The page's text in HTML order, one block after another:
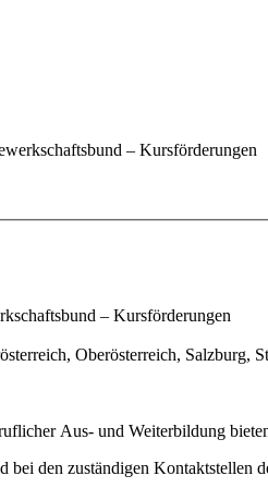
– Kursförderungen
– Kursförderungen
Oberösterreich, Salzburg,
Aus- und Weiterbildung
bei den zuständigen Kontaktstellen